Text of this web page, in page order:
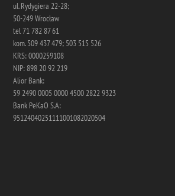
ul. Rydygiera 22-28;
50-249 Wrocław
tel 71 782 87 61
kom. 509 437 479; 503 515 526
KRS: 0000259108
NIP: 898 20 92 219
Alior Bank:
59 2490 0005 0000 4500 2822 9323
Bank PeKaO S.A:
95124040251111001082020504